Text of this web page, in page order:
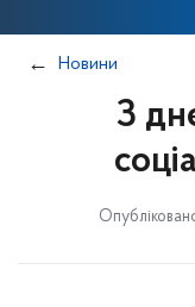
Новини
З